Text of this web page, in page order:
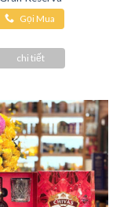
Gọi Mua
chi tiết